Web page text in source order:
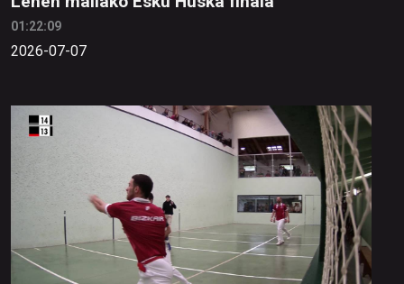
01:22:09
2026-07-07